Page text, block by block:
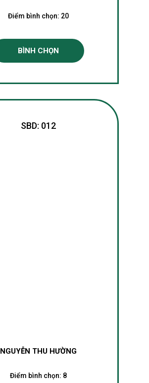
Điểm bình chọn: 20
BÌNH CHỌN
SBD: 012
NGUYỄN THU HƯỜNG
Điểm bình chọn: 8